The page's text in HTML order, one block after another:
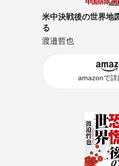
米中決戦後の世界地
る
渡邉哲也
amazonで